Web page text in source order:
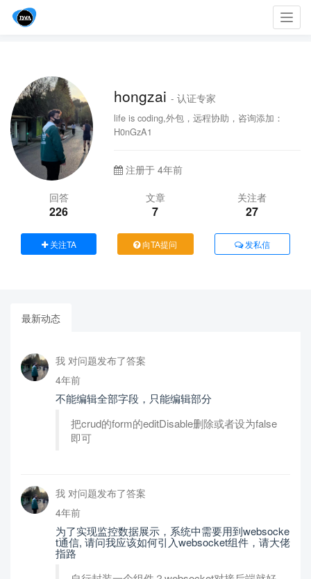
hongzai- 认证专家
life is coding,外包，远程协助，咨询添加：
H0nGzA1
注册于 4年前
回答
226
文章
7
关注者
27
关注TA 向TA提问 发私信
最新动态
我 对问题发布了答案
4年前
不能编辑全部字段，只能编辑部分
把crud的form的editDisable删除或者设为false
即可
我 对问题发布了答案
4年前
为了实现监控数据展示，系统中需要用到websocke
t通信, 请问我应该如何引入websocket组件，请大佬
指路